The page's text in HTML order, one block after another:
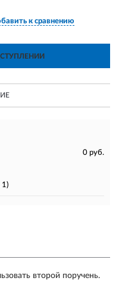
к сравнению
0 руб.
1)
второй поручень.